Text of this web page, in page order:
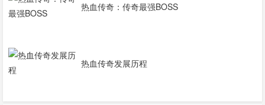
热血传奇：传奇最强BOSS
热血传奇发展历程